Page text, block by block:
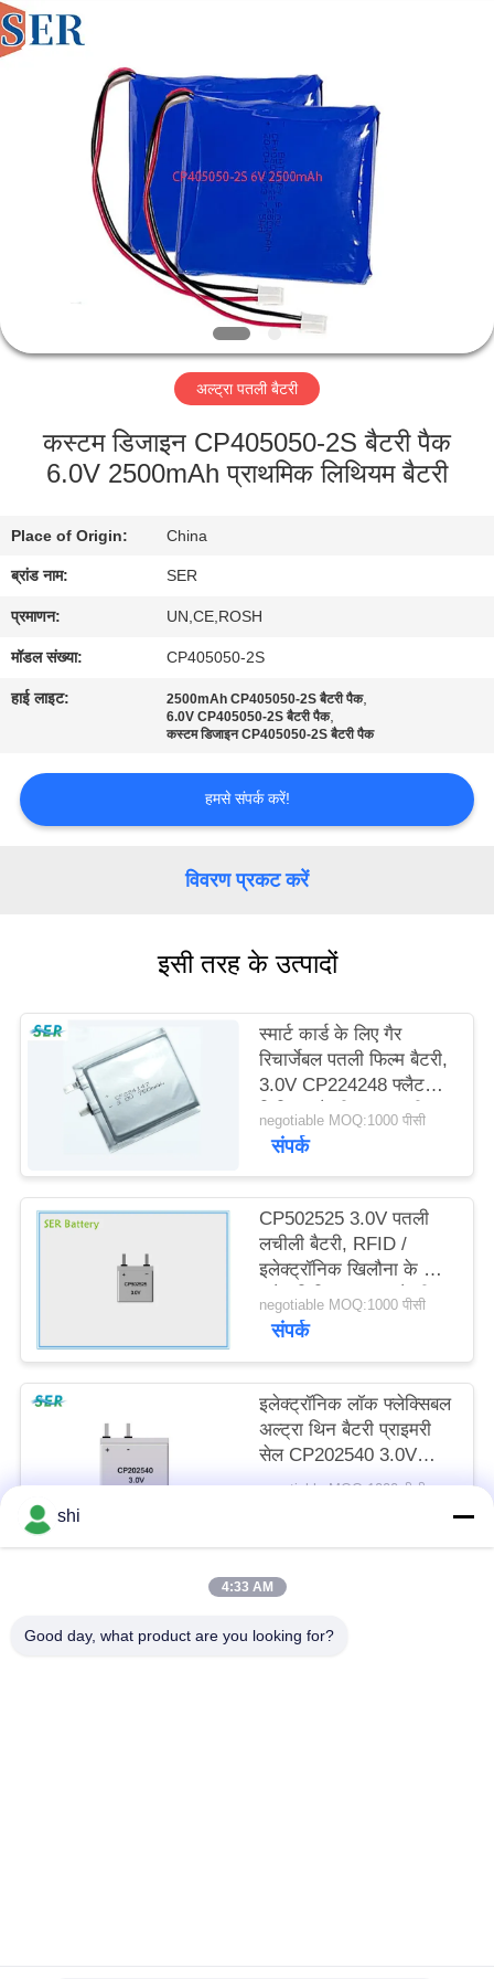
में
यात्रा
नियंत्रण
हमसे
संपर्क
करें
समाचार
एक
साइटमैप
PRIVACY
POLICY
Guangzhou
Serui
Battery
Technology
Co,.Ltd.
अल्ट्रा पतली बैटरी
कस्टम डिजाइन CP405050-2S बैटरी पैक
6.0V 2500mAh प्राथमिक लिथियम बैटरी
Place of Origin: China
ब्रांड नाम: SER
प्रमाणन: UN,CE,ROSH
मॉडल संख्या: CP405050-2S
हाई लाइट: 2500mAh CP405050-2S बैटरी पैक,
6.0V CP405050-2S बैटरी पैक,
कस्टम डिजाइन CP405050-2S बैटरी पैक
हमसे संपर्क करें!
विवरण प्रकट करें
इसी तरह के उत्पादों
स्मार्ट कार्ड के लिए गैर
रिचार्जेबल पतली फिल्म बैटरी,
3.0V CP224248 फ्लैट
लिथियम बैटरी उच्च नाली
negotiable MOQ:1000 पीसी
संपर्क
CP502525 3.0V पतली
लचीली बैटरी, RFID /
इलेक्ट्रॉनिक खिलौना के लिए
फ्लैट लिथियम आयन बैटरी
पैक;
negotiable MOQ:1000 पीसी
संपर्क
इलेक्ट्रॉनिक लॉक फ्लेक्सिबल
अल्ट्रा थिन बैटरी प्राइमरी
सेल CP202540 3.0V
350mAh क्षमता:
negotiable MOQ:1000 पीसी
लोकप्रिय श्रेणियां
shi
4:33 AM
Good day, what product are you looking for?